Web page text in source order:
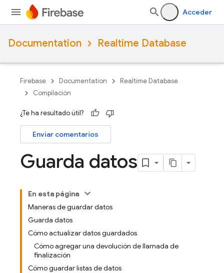
Acceder
Documentation Realtime Database
Firebase Documentation
Realtime Database
Compilación
¿Te ha resultado útil?
Enviar comentarios
Guarda datos
En esta página
Maneras de guardar datos
Guarda datos
Cómo actualizar datos guardados
Cómo agregar una devolución de llamada de
finalización
Cómo guardar listas de datos